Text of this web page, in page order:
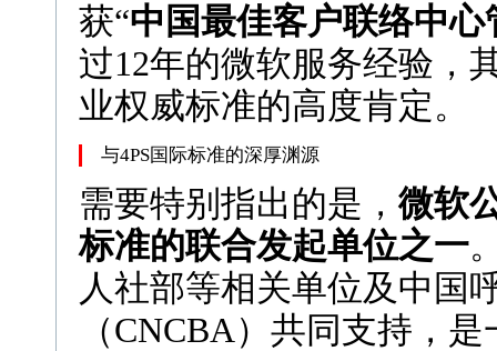
获“中国最佳客户联络中心
过12年的微软服务经验，
业权威标准的高度肯定。
与4PS国际标准的深厚渊源
需要特别指出的是， 微软
标准的联合发起单位之一
人社部等相关单位及中国
（CNCBA）共同支持，